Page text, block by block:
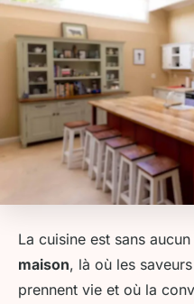
La cuisine est sans
maison, là où les
prennent vie et où la